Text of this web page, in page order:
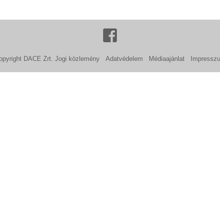
DACE Zrt. Jogi közlemény Adatvédelem Médiaajánlat